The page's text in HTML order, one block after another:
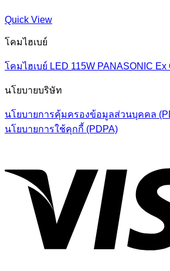
Quick View
โคมไฮเบย์
โคมไฮเบย์ LED 115W PANASONIC Ex
นโยบายบริษัท
นโยบายการคุ้มครองข้อมูลส่วนบุคคล
นโยบายการใช้คุกกี้ (PDPA)